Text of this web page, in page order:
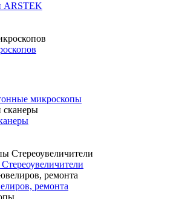
ARSTEK
микроскопы
ремонта